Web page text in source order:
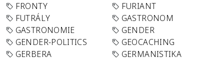
FRONTY
FURIANT
FUTRÁLY
GASTRONOM
GASTRONOMIE
GENDER
GENDER-POLITICS
GEOCACHING
GERBERA
GERMANISTIKA